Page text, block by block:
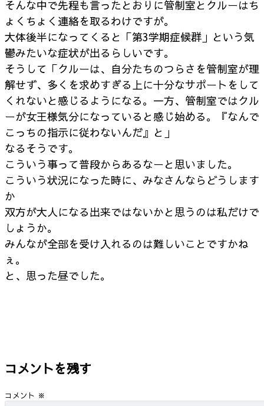
そんな中で先程も言ったとおりに管制室とクルーはち
ょくちょく連絡を取るわけですが。
大体後半になってくると「第3学期症候群」という気
鬱みたいな症状が出るらしいです。
そうして「クルーは、自分たちのつらさを管制室が理
解せず、多くを求めすぎる上に十分なサポートをして
くれないと感じるようになる。一方、管制室ではクル
ーが女王様気分になっていると感じ始める。『なんで
こっちの指示に従わないんだ』と」
なるそうです。
こういう事って普段からあるなーと思いました。
こういう状況になった時に、みなさんならどうします
か
双方が大人になる出来ではないかと思うのは私だけで
しょうか。
みんなが全部を受け入れるのは難しいことですかね
ぇ。
と、思った昼でした。
コメントを残す
コメント ※